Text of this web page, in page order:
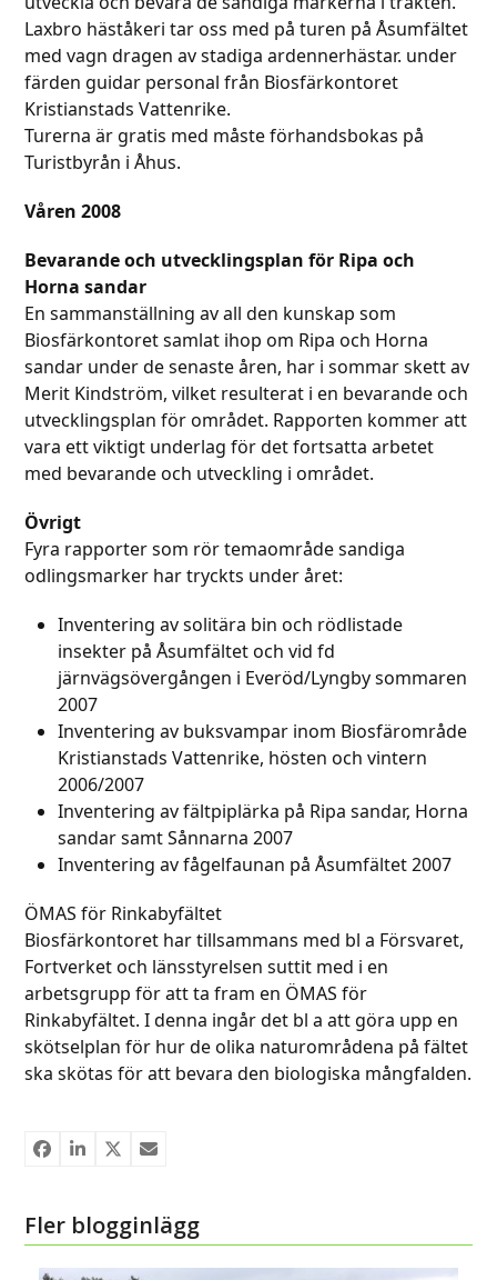
Laxbro häståkeri tar oss med på turen på Åsumfältet
med vagn dragen av stadiga ardennerhästar. under
färden guidar personal från Biosfärkontoret
Kristianstads Vattenrike.
Turerna är gratis med måste förhandsbokas på
Turistbyrån i Åhus.
Våren 2008
Bevarande och utvecklingsplan för Ripa och
Horna sandar
En sammanställning av all den kunskap som
Biosfärkontoret samlat ihop om Ripa och Horna
sandar under de senaste åren, har i sommar skett av
Merit Kindström, vilket resulterat i en bevarande och
utvecklingsplan för området. Rapporten kommer att
vara ett viktigt underlag för det fortsatta arbetet
med bevarande och utveckling i området.
Övrigt
Fyra rapporter som rör temaområde sandiga
odlingsmarker har tryckts under året:
Inventering av solitära bin och rödlistade
insekter på Åsumfältet och vid fd
järnvägsövergången i Everöd/Lyngby sommaren
2007
Inventering av buksvampar inom Biosfärområde
Kristianstads Vattenrike, hösten och vintern
2006/2007
Inventering av fältpiplärka på Ripa sandar, Horna
sandar samt Sånnarna 2007
Inventering av fågelfaunan på Åsumfältet 2007
ÖMAS för Rinkabyfältet
Biosfärkontoret har tillsammans med bl a Försvaret,
Fortverket och länsstyrelsen suttit med i en
arbetsgrupp för att ta fram en ÖMAS för
Rinkabyfältet. I denna ingår det bl a att göra upp en
skötselplan för hur de olika naturområdena på fältet
ska skötas för att bevara den biologiska mångfalden.
Fler blogginlägg